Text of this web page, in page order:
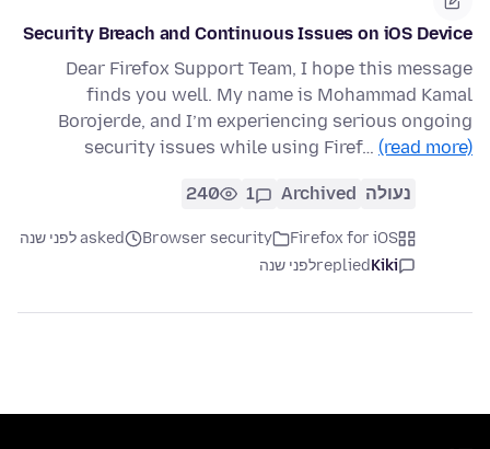
Security Breach and Continuous Issues on iOS Device
Dear Firefox Support Team, I hope this message
finds you well. My name is Mohammad Kamal
Borojerde, and I’m experiencing serious ongoing
security issues while using Firef… (read more)
נעולה Archived
1
240
Firefox for iOS
Browser security
asked לפני שנה
Kiki
repliedלפני שנה